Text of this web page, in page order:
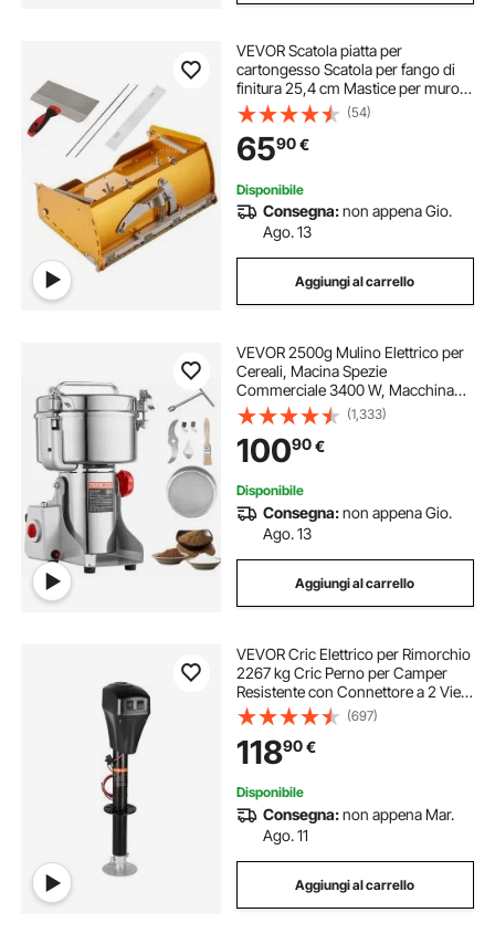
VEVOR Scatola piatta per
cartongesso Scatola per fango di
finitura 25,4 cm Mastice per muro
composto 2 lame bonus
(54)
6590€
Disponibile
Consegna:non appena Gio.
Ago. 13
Aggiungi al carrello
VEVOR 2500g Mulino Elettrico per
Cereali, Macina Spezie
Commerciale 3400 W, Macchina
per Polverizzazione in Acciaio
Inossidabile, per Cereali Secchi,
Spezie, Caffè, Mais, Pepe, Tipo
Oscillante
(1,333)
10090€
Disponibile
Consegna:non appena Gio.
Ago. 13
Aggiungi al carrello
VEVOR Cric Elettrico per Rimorchio
2267 kg Cric Perno per Camper
Resistente con Connettore a 2 Vie,
Manovella Manuale e Copertura,
Cric Resistente alle Intemperie,
Mozzo 255-860 mm per Camper,
Nero
(697)
11890€
Disponibile
Consegna:non appena Mar.
Ago. 11
Aggiungi al carrello